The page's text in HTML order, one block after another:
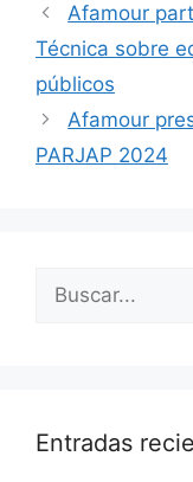
Afamour
Técnica sobre
públicos
Afamour
PARJAP 2024
Entradas